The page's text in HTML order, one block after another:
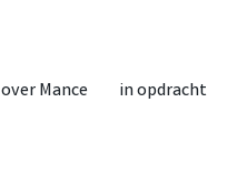
over Mance in opdracht